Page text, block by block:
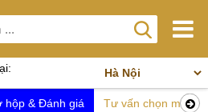
hộp & Đánh giá Tư vấn chọn mua